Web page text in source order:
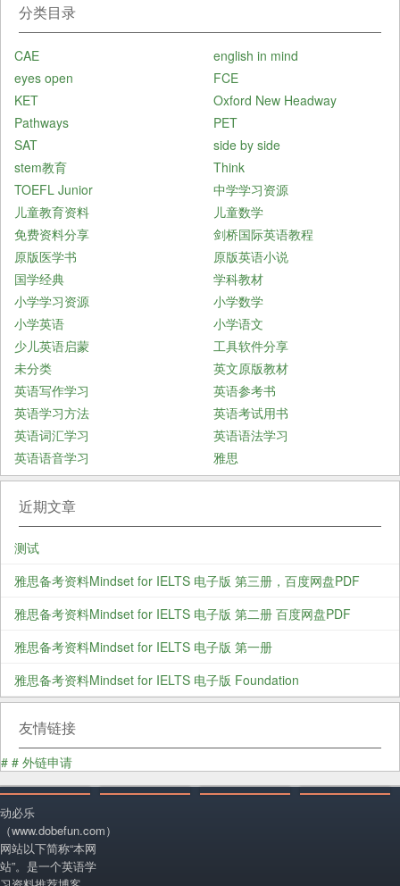
分类目录
CAE
english in mind
eyes open
FCE
KET
Oxford New Headway
Pathways
PET
SAT
side by side
stem教育
Think
TOEFL Junior
中学学习资源
儿童教育资料
儿童数学
免费资料分享
剑桥国际英语教程
原版医学书
原版英语小说
国学经典
学科教材
小学学习资源
小学数学
小学英语
小学语文
少儿英语启蒙
工具软件分享
未分类
英文原版教材
英语写作学习
英语参考书
英语学习方法
英语考试用书
英语词汇学习
英语语法学习
英语语音学习
雅思
近期文章
测试
雅思备考资料Mindset for IELTS 电子版 第三册，百度网盘PDF
雅思备考资料Mindset for IELTS 电子版 第二册 百度网盘PDF
雅思备考资料Mindset for IELTS 电子版 第一册
雅思备考资料Mindset for IELTS 电子版 Foundation
友情链接
# # 外链申请
动必乐
（www.dobefun.com）
网站以下简称“本网
站”。是一个英语学